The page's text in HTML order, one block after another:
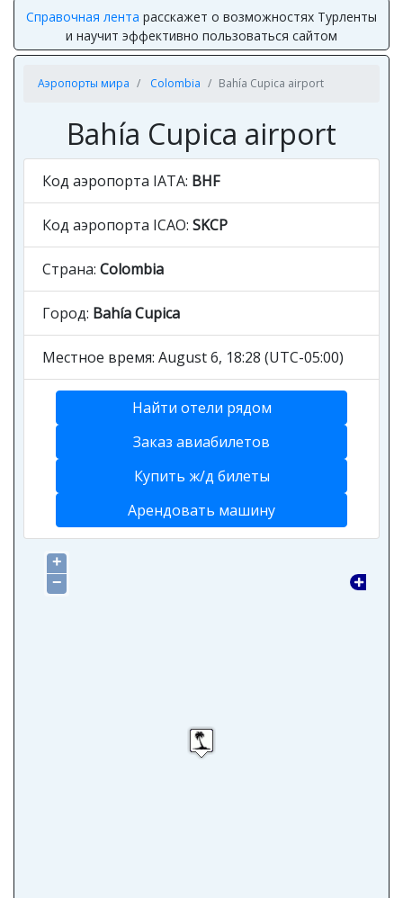
Справочная лента расскажет о возможностях Турленты
и научит эффективно пользоваться сайтом
Аэропорты мира Colombia Bahía Cupica airport
Bahía Cupica airport
Код аэропорта IATA: BHF
Код аэропорта ICAO: SKCP
Страна: Colombia
Город: Bahía Cupica
Местное время: August 6, 18:28 (UTC-05:00)
Найти отели рядом
Заказ авиабилетов
Купить ж/д билеты
Арендовать машину
+
−